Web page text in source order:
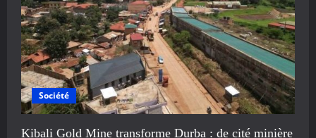
Société
Kibali Gold Mine transforme Durba : de cité minière